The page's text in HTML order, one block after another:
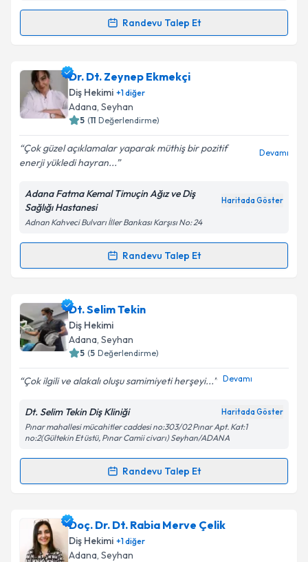
kapsamda işlenmesini kabul ediyorum.
Randevu Talep Et
Randevu Takvimi Talebi
Dt. Mehmet Kocacık için randevu takvimi talebi
oluşturun. Size bu uzmandan randevu almanız için bir
takvim hazırlandığında e-posta ile bilgilendireceğiz.
Kişisel verilerimin işlenmesine ilişkin
Aydınlatma
Metni'ni okudum ve kişisel verilerimin belirtilen
kapsamda işlenmesini kabul ediyorum.
Takvim Talebini Gönder
Dr. Dt. Zeynep Ekmekçi
Diş Hekimi +1diğer
Adana, Seyhan
5 (11 Değerlendirme)
Çok güzel açıklamalar yaparak müthiş bir pozitif
enerji yükledi hayran...
Devamı
Adana Fatma Kemal Timuçin Ağız ve Diş
Sağlığı Hastanesi
Haritada Göster
Adnan Kahveci Bulvarı İller Bankası Karşısı No: 24
Randevu Talep Et
Randevu Takvimi Talebi
Dr. Dt. Zeynep Ekmekçi
oluşturun. Size bu uzmandan randevu almanız için bir
takvim hazırlandığında e-posta ile bilgilendireceğiz.
Kişisel verilerimin işlenmesine ilişkinAydınlatma
Metni'ni okudum ve kişisel verilerimin belirtilen
kapsamda işlenmesini kabul ediyorum.
Dt. Selim Tekin
Diş Hekimi
Adana, Seyhan
5 (5 Değerlendirme)
Çok ilgili ve alakalı oluşu samimiyeti herşeyi... Devamı
Dt. Selim Tekin Diş Kliniği Haritada Göster
Pınar mahallesi mücahitler caddesi no:303/02 Pınar Apt. Kat:1
no:2(Gültekin Et üstü, Pınar Camii civarı) Seyhan/ADANA
Randevu Talep Et
Randevu Takvimi Talebi
Dt. Selim Tekiniçin randevu takvimi talebi oluşturun.
Size bu uzmandan randevu almanız için bir takvim
hazırlandığında e-posta ile bilgilendireceğiz.
Doç. Dr. Dt. Rabia Merve Çelik
Diş Hekimi +1diğer
Adana, Seyhan